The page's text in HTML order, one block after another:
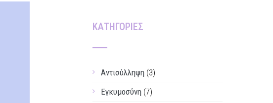
ΚΑΤΗΓΟΡΙΕΣ
Αντισύλληψη (3)
Εγκυμοσύνη (7)